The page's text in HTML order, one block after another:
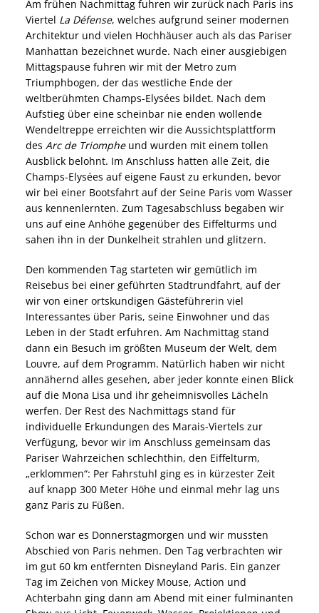
Am frühen Nachmittag fuhren wir zurück nach Paris ins
Viertel La Défense, welches aufgrund seiner modernen
Architektur und vielen Hochhäuser auch als das Pariser
Manhattan bezeichnet wurde. Nach einer ausgiebigen
Mittagspause fuhren wir mit der Metro zum
Triumphbogen, der das westliche Ende der
weltberühmten Champs-Elysées bildet. Nach dem
Aufstieg über eine scheinbar nie enden wollende
Wendeltreppe erreichten wir die Aussichtsplattform
des Arc de Triompheund wurden mit einem tollen
Ausblick belohnt. Im Anschluss hatten alle Zeit, die
Champs-Elysées auf eigene Faust zu erkunden, bevor
wir bei einer Bootsfahrt auf der Seine Paris vom Wasser
aus kennenlernten. Zum Tagesabschluss begaben wir
uns auf eine Anhöhe gegenüber des Eiffelturms und
sahen ihn in der Dunkelheit strahlen und glitzern.
Den kommenden Tag starteten wir gemütlich im
Reisebus bei einer geführten Stadtrundfahrt, auf der
wir von einer ortskundigen Gästeführerin viel
Interessantes über Paris, seine Einwohner und das
Leben in der Stadt erfuhren. Am Nachmittag stand
dann ein Besuch im größten Museum der Welt, dem
Louvre, auf dem Programm. Natürlich haben wir nicht
annähernd alles gesehen, aber jeder konnte einen Blick
auf die Mona Lisa und ihr geheimnisvolles Lächeln
werfen. Der Rest des Nachmittags stand für
individuelle Erkundungen des Marais-Viertels zur
Verfügung, bevor wir im Anschluss gemeinsam das
Pariser Wahrzeichen schlechthin, den Eiffelturm,
„erklommen“: Per Fahrstuhl ging es in kürzester Zeit
auf knapp 300 Meter Höhe und einmal mehr lag uns
ganz Paris zu Füßen.
Schon war es Donnerstagmorgen und wir mussten
Abschied von Paris nehmen. Den Tag verbrachten wir
im gut 60 km entfernten Disneyland Paris. Ein ganzer
Tag im Zeichen von Mickey Mouse, Action und
Achterbahn ging dann am Abend mit einer fulminanten